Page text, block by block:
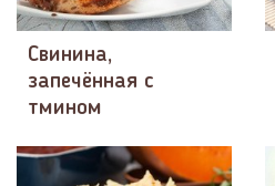
Свинина,
запечённая с
тмином